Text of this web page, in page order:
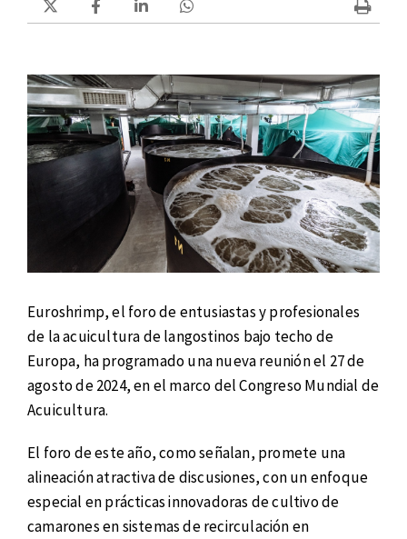
Euroshrimp, el foro de entusiastas y profesionales
de la acuicultura de langostinos bajo techo de
Europa, ha programado una nueva reunión el 27 de
agosto de 2024, en el marco del Congreso Mundial de
Acuicultura.
El foro de este año, como señalan, promete una
alineación atractiva de discusiones, con un enfoque
especial en prácticas innovadoras de cultivo de
camarones en sistemas de recirculación en